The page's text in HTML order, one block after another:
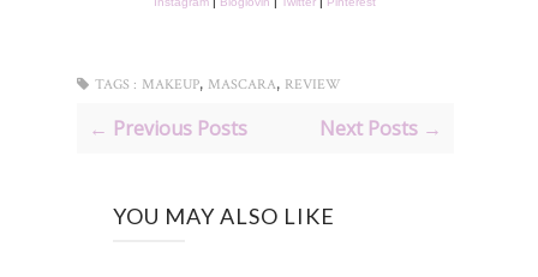
TAGS : MAKEUP, MASCARA, REVIEW
← Previous Posts Next Posts →
YOU MAY ALSO LIKE